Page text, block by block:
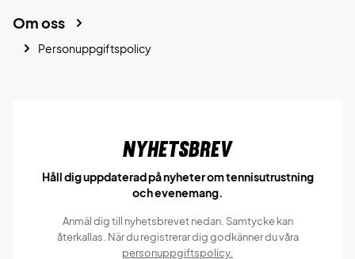
Om oss
Personuppgiftspolicy
Nyhetsbrev
Håll dig uppdaterad på nyheter om tennisutrustning
och evenemang.
Anmäl dig till nyhetsbrevet nedan. Samtycke kan
återkallas. När du registrerar dig godkänner du våra
personuppgiftspolicy.